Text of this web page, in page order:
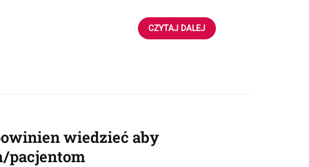
CZYTAJ DALEJ
wiedzieć aby
pacjentom